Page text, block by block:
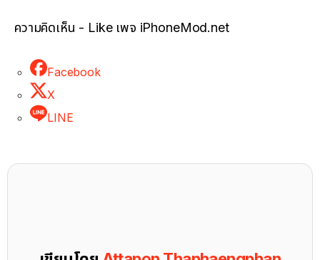
ความคิดเห็น - Like เพจ iPhoneMod.net
Facebook
X
LINE